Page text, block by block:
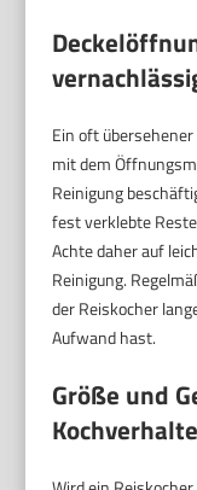
Ein oft
mit dem
Reinigung
fest verklebte
Achte daher auf
Reinigung.
der Reiskocher
Aufwand hast.
Größe und